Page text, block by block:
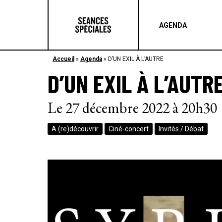
AGENDA
Accueil » Agenda » D’UN EXIL À L’AUTRE
D’UN EXIL À
Le 27 décembre 2022 à 20h30
A (re)découvrir Ciné-concert Invités / Débat